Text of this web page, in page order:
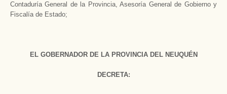
Contaduría General de la Provincia, Asesoría General de Gobierno y
Fiscalía de Estado;
EL GOBERNADOR DE LA PROVINCIA DEL NEUQUÉN
DECRETA: